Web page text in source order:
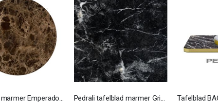
Tafelblad marmer Emperador Ø700 Pedrali tafelblad marmer Grigio Carnico